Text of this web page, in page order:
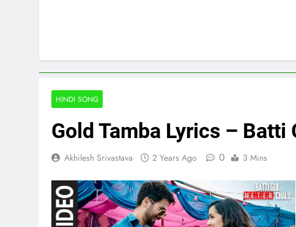
HINDI SONG
Gold Tamba Lyrics – Batti
Akhilesh Srivastava 2 Years Ago 0 3 Mins